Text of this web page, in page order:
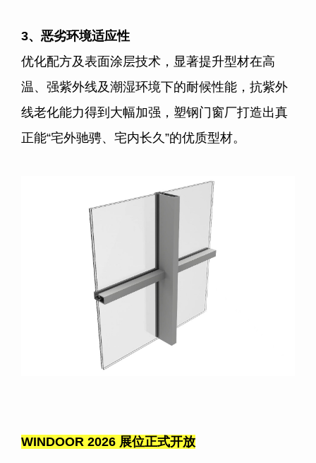
3、恶劣环境适应性
优化配方及表面涂层技术，显著提升型材在高
温、强紫外线及潮湿环境下的耐候性能，抗紫外
线老化能力得到大幅加强，塑钢门窗厂打造出真
正能“宅外驰骋、宅内长久”的优质型材。
WINDOOR 2026 展位正式开放